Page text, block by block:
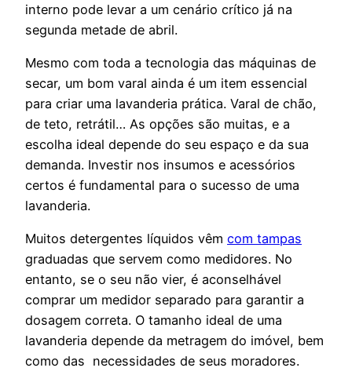
interno pode levar a um cenário crítico já na
segunda metade de abril.
Mesmo com toda a tecnologia das máquinas de
secar, um bom varal ainda é um item essencial
para criar uma lavanderia prática. Varal de chão,
de teto, retrátil… As opções são muitas, e a
escolha ideal depende do seu espaço e da sua
demanda. Investir nos insumos e acessórios
certos é fundamental para o sucesso de uma
lavanderia.
Muitos detergentes líquidos vêm com tampas
graduadas que servem como medidores. No
entanto, se o seu não vier, é aconselhável
comprar um medidor separado para garantir a
dosagem correta. O tamanho ideal de uma
lavanderia depende da metragem do imóvel, bem
como das necessidades de seus moradores.